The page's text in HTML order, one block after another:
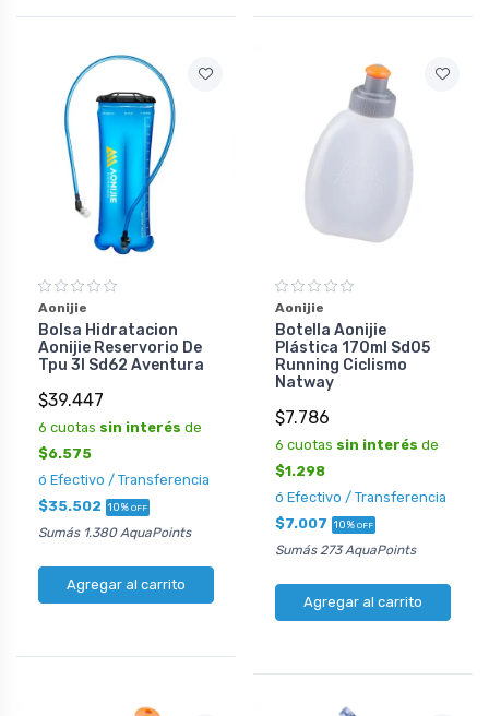
Aonijie
Bolsa Hidratacion
Aonijie Reservorio De
Tpu 3l Sd62 Aventura
$39.447
6 cuotas sin interés de
$6.575
ó Efectivo / Transferencia
$35.502 10% OFF
Sumás 1.380 AquaPoints
Agregar al carrito
Aonijie
Botella Aonijie
Plástica 170ml Sd05
Running Ciclismo
Natway
$7.786
6 cuotas sin interés de
$1.298
ó Efectivo / Transferencia
$7.007 10% OFF
Sumás 273 AquaPoints
Agregar al carrito